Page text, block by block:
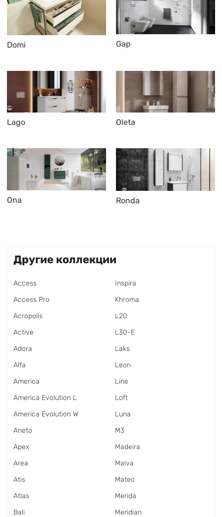
Domi Gap
Lago Oleta
Ona Ronda
Другие коллекции
Access
Access Pro
Acropolis
Active
Adora
Alfa
America
America Evolution L
America Evolution W
Aneto
Apex
Area
Atis
Atlas
Bali
Inspira
Khroma
L20
L30-E
Laks
Leon
Line
Loft
Luna
M3
Madeira
Malva
Mateo
Merida
Meridian